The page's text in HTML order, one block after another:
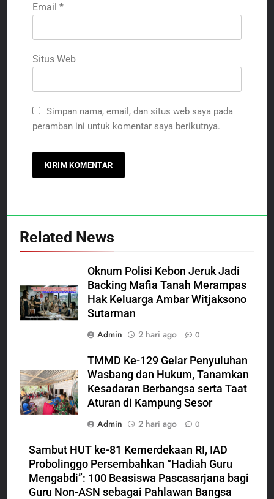
Email *
Situs Web
Simpan nama, email, dan situs web saya pada
peramban ini untuk komentar saya berikutnya.
Related News
Oknum Polisi Kebon Jeruk Jadi
Backing Mafia Tanah Merampas
Hak Keluarga Ambar Witjaksono
Sutarman
Admin
2 hari ago 0
TMMD Ke-129 Gelar Penyuluhan
Wasbang dan Hukum, Tanamkan
Kesadaran Berbangsa serta Taat
Aturan di Kampung Sesor
Admin
2 hari ago 0
Sambut HUT ke-81 Kemerdekaan RI, IAD
Probolinggo Persembahkan “Hadiah Guru
Mengabdi”: 100 Beasiswa Pascasarjana bagi
Guru Non-ASN sebagai Pahlawan Bangsa